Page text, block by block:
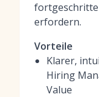
erfordern.
Vorteile
Klarer,
Hiring
Value